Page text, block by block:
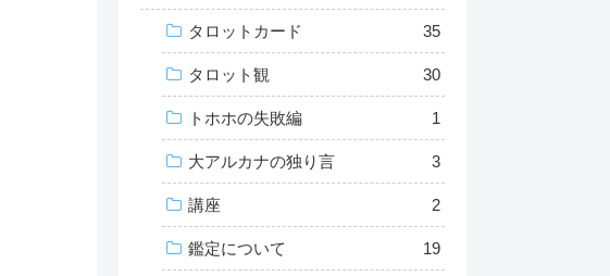
タロットカード 35
タロット観 30
トホホの失敗編 1
大アルカナの独り言 3
講座 2
鑑定について 19